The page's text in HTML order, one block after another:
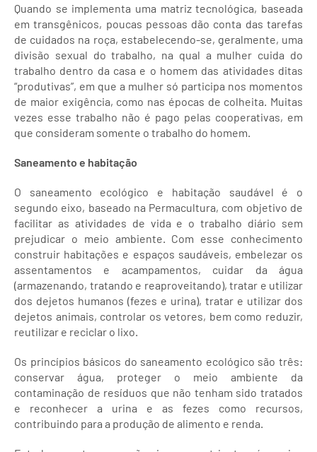
Quando se implementa uma matriz tecnológica, baseada
em transgênicos, poucas pessoas dão conta das tarefas
de cuidados na roça, estabelecendo-se, geralmente, uma
divisão sexual do trabalho, na qual a mulher cuida do
trabalho dentro da casa e o homem das atividades ditas
“produtivas”, em que a mulher só participa nos momentos
de maior exigência, como nas épocas de colheita. Muitas
vezes esse trabalho não é pago pelas cooperativas, em
que consideram somente o trabalho do homem.
Saneamento e habitação
O saneamento ecológico e habitação saudável é o
segundo eixo, baseado na Permacultura, com objetivo de
facilitar as atividades de vida e o trabalho diário sem
prejudicar o meio ambiente. Com esse conhecimento
construir habitações e espaços saudáveis, embelezar os
assentamentos e acampamentos, cuidar da água
(armazenando, tratando e reaproveitando), tratar e utilizar
dos dejetos humanos (fezes e urina), tratar e utilizar dos
dejetos animais, controlar os vetores, bem como reduzir,
reutilizar e reciclar o lixo.
Os princípios básicos do saneamento ecológico são três:
conservar água, proteger o meio ambiente da
contaminação de resíduos que não tenham sido tratados
e reconhecer a urina e as fezes como recursos,
contribuindo para a produção de alimento e renda.